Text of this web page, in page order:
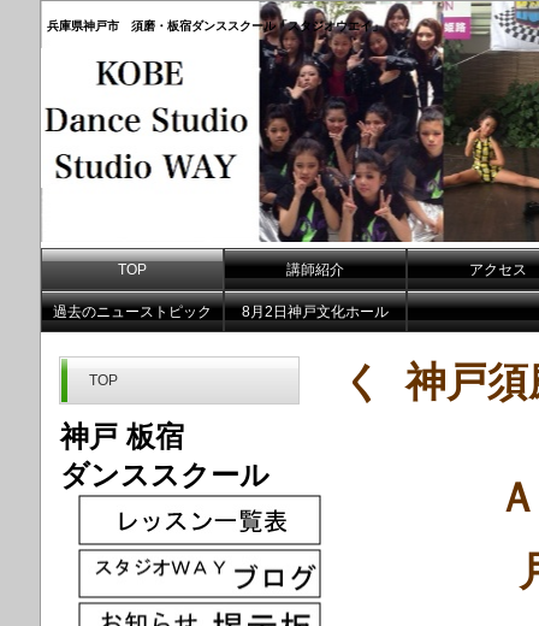
兵庫県神戸市 須磨・板宿ダンススクール「スタジオウエイ」
TOP 講師紹介 アクセス
過去のニューストピック 8月2日神戸文化ホール
く 神戸
TOP
神戸 板宿
ダンススクール